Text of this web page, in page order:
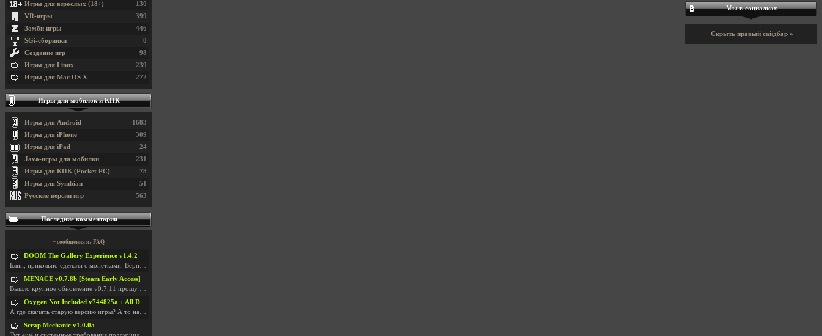
130
Игры для взрослых (18+)
399
VR-игры
446
Зомби игры
0
SGi-сборники
98
Создание игр
239
Игры для Linux
272
Игры для Mac OS X
Игры для мобилок и КПК
1683
Игры для Android
309
Игры для iPhone
24
Игры для iPad
231
Java-игры для мобилки
78
Игры для КПК (Pocket PC)
51
Игры для Symbian
563
Русские версии игр
Последние комментарии
+ сообщения из FAQ
DOOM The Gallery Experience v1.4.2
Блин, прикольно сделали с монетками. Вернулся в св
MENACE v0.7.8b [Steam Early Access]
Вышло крупное обновление v0.7.11 прошу обновить
Oxygen Not Included v744825a + All DLC
А где скачать старую версию игры? А то на новой но
Scrap Mechanic v1.0.0a
Мы в социалках
Скрыть правый сайдбар »